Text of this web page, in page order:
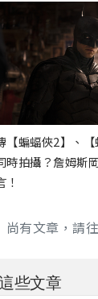
【蝙蝠俠2】、【
時拍攝？詹姆斯
！
有文章，請
些文章